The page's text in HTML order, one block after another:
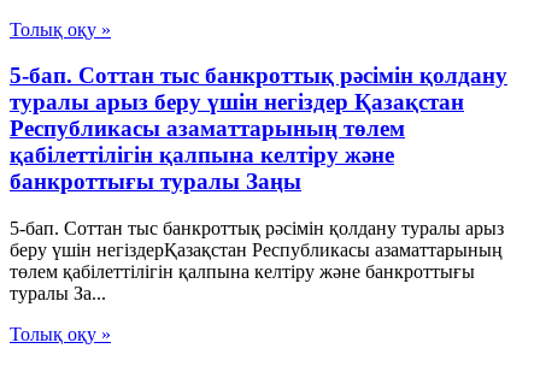
Толық оқу »
5-бап. Соттан тыс банкроттық рәсімін қолдану
туралы арыз беру үшін негіздер Қазақстан
Республикасы азаматтарының төлем
қабілеттілігін қалпына келтіру және
банкроттығы туралы Заңы
5-бап. Соттан тыс банкроттық рәсімін қолдану туралы арыз
беру үшін негіздерҚазақстан Республикасы азаматтарының
төлем қабілеттілігін қалпына келтіру және банкроттығы
туралы За...
Толық оқу »